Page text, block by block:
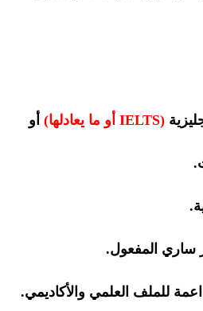
(IELTS أو ما يعادلها) أو
ساري المفعول.
للملف العلمي والأكاديمي.